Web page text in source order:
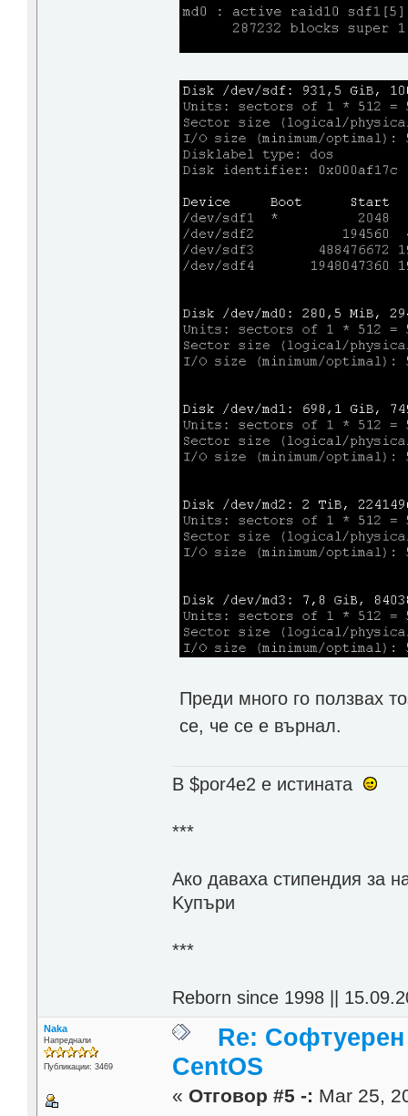
Преди много го ползвах
се, че се е върнал.
В $por4e2 e истината
***
Aко даваха стипендия за
Kупъри
***
Reborn since 1998 ||
Naka
Напреднали
Публикации: 3469
Re:
CentOS
« Отговор #5 -: Mar 25,